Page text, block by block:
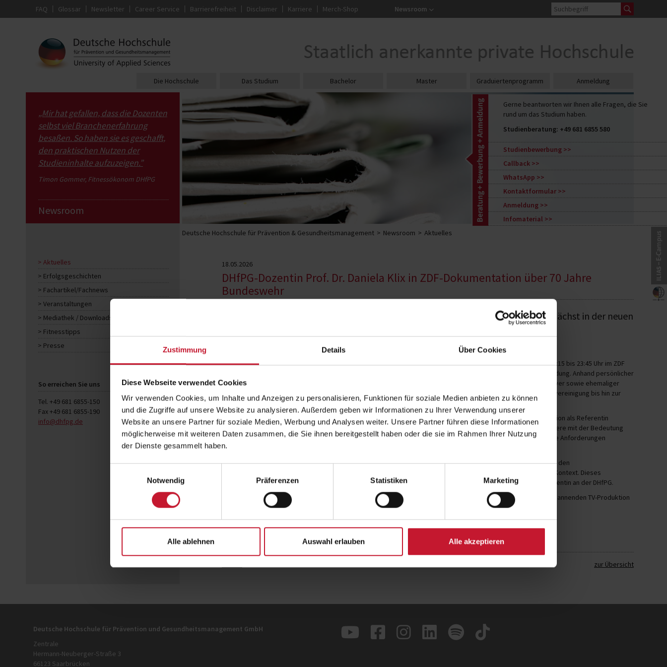
Zustimmung Details Über Cookies
Diese Webseite verwendet Cookies
Wir verwenden Cookies, um Inhalte und Anzeigen zu personalisieren, Funktionen für soziale Medien anbieten zu können
und die Zugriffe auf unsere Website zu analysieren. Außerdem geben wir Informationen zu Ihrer Verwendung unserer
Website an unsere Partner für soziale Medien, Werbung und Analysen weiter. Unsere Partner führen diese Informationen
möglicherweise mit weiteren Daten zusammen, die Sie ihnen bereitgestellt haben oder die sie im Rahmen Ihrer Nutzung
der Dienste gesammelt haben.
Notwendig
Präferenzen Statistiken Marketing
Alle ablehnen Auswahl erlauben Alle akzeptieren
Gerne beantworten wir Ihnen alle Fragen, die Sie
rund um das Studium haben.
Studienberatung: +49 681 6855 580
Studienbewerbung
Callback
WhatsApp
Kontaktformular
Anmeldung
Infomaterial
FAQ Glossar Newsletter Career Service Barrierefreiheit Disclaimer Karriere Merch-Shop Newsroom
Die Hochschule Das Studium Bachelor Master Graduiertenprogramm Anmeldung
„Mir hat gefallen, dass die Dozenten
selbst viel Branchenerfahrung
besaßen. So haben sie es geschafft,
den praktischen Nutzen der
Studieninhalte aufzuzeigen.”
Timon Gommer, Fitnessökonom DHfPG
Newsroom
Aktuelles
Erfolgsgeschichten
Fachartikel/Fachnews
Veranstaltungen
Mediathek / Downloads
Fitnesstipps
Presse
So erreichen Sie uns
Tel. +49 681 6855-150
Fax +49 681 6855-190
info@dhfpg.de
Deutsche Hochschule für Prävention & Gesundheitsmanagement Newsroom Aktuelles
18.05.2026
DHfPG-Dozentin Prof. Dr. Daniela Klix in ZDF-Dokumentation über 70 Jahre
Bundeswehr
Prof. Dr. Daniela Klix, Dozentin im Fachbereich Trainingswissenschaften, ist demnächst in der neuen
ZDF-Dokumentation „Kriegstüchtig? 70 Jahre Bundeswehr“ zu sehen.
Die 90-minütige Dokumentation wird am Donnerstag, den 21. Mai 2026, von 22:15 bis 23:45 Uhr im ZDF
ausgestrahlt und beleuchtet die Entwicklung der Bundeswehr seit ihrer Gründung. Anhand persönlicher
Biografien erzählt der Film von den Herausforderungen und Erfahrungen aktiver sowie ehemaliger
Soldatinnen und Soldaten – von der Zeit des Kalten Krieges über die Wiedervereinigung bis hin zur
aktuellen „Zeitenwende“.
Prof. Dr. Daniela Klix wurde für die Dokumentation noch in ihrer früheren Funktion als Referentin
Sport/KLF der Bundeswehr interviewt. Ihr Beitrag beschäftigt sich insbesondere mit der Bedeutung
körperlicher Leistungsfähigkeit für die personelle Einsatzbereitschaft und die Anforderungen
Mit ihrer Expertise verbindet Prof. Dr. Klix wissenschaftliche Perspektiven aus den
Trainingswissenschaften mit praxisnahen Erfahrungen aus dem militärischen Kontext. Dieses
Zusammenspiel aus Wissenschaft und Praxis prägt auch ihre Tätigkeit als Dozentin an der DHfPG.
Die DHfPG freut sich über die Mitwirkung von Prof. Dr. Daniela Klix an dieser spannenden TV-Produktion
und lädt alle Interessierten ein, die Dokumentation anzuschauen:
„Kriegstüchtig? 70 Jahre Bundeswehr“
Donnerstag, 21. Mai 2026, 22:15 Uhr
zur Übersicht
Deutsche Hochschule für Prävention und Gesundheitsmanagement GmbH
Zentrale
Hermann-Neuberger-Straße 3
66123 Saarbrücken